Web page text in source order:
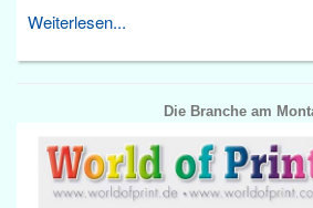
Weiterlesen...
Die Branche am